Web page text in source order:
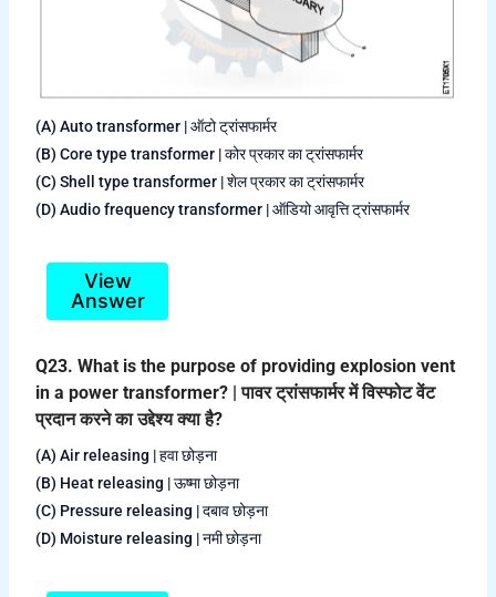
(A) Auto transformer | ऑटो ट्रांसफार्मर
(B) Core type transformer | कोर प्रकार का ट्रांसफार्मर
(C) Shell type transformer | शेल प्रकार का ट्रांसफार्मर
(D) Audio frequency transformer | ऑडियो आवृत्ति ट्रांसफार्मर
View
Answer
Q23. What is the purpose of providing explosion vent
in a power transformer? | पावर ट्रांसफार्मर में विस्फोट वेंट
प्रदान करने का उद्देश्य क्या है?
(A) Air releasing | हवा छोड़ना
(B) Heat releasing | ऊष्मा छोड़ना
(C) Pressure releasing | दबाव छोड़ना
(D) Moisture releasing | नमी छोड़ना